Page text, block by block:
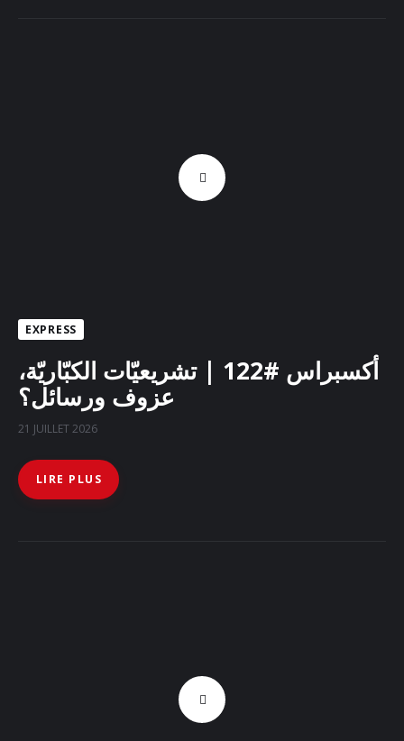
EXPRESS
أكسبراس #122 | تشريعيّات الكبّاريّة،
عزوف ورسائل؟
21 JUILLET 2026
LIRE PLUS